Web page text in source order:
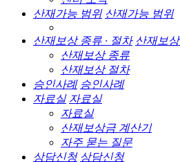
산재가능 범위 산재가능 범위
산재보상 종류 · 절차 산재보
산재보상 종류
산재보상 절차
승인사례 승인사례
자료실 자료실
자료실
산재보상금 계산기
자주 묻는 질문
상담신청 상담신청